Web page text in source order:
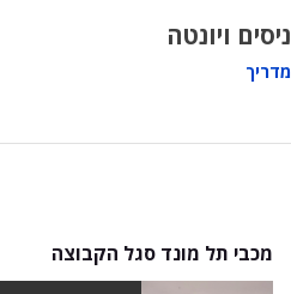
ניסים ויונטה
מדריך
מכבי תל מונד סגל הקבוצה